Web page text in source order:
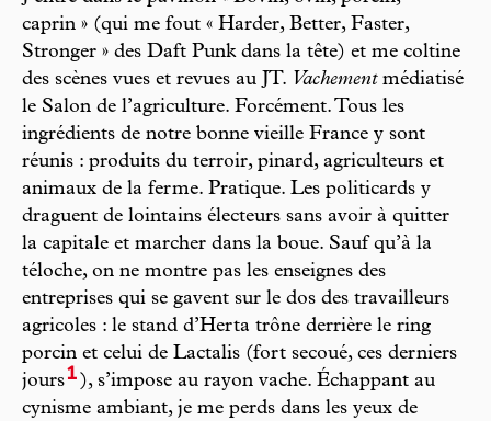
caprin » (qui me fout « Harder, Better, Faster,
Stronger » des Daft Punk dans la tête) et me coltine
des scènes vues et revues au JT. Vachementmédiatisé
le Salon de l’agriculture. Forcément. Tous les
ingrédients de notre bonne vieille France y sont
réunis : produits du terroir, pinard, agriculteurs et
animaux de la ferme. Pratique. Les politicards y
draguent de lointains électeurs sans avoir à quitter
la capitale et marcher dans la boue. Sauf qu’à la
téloche, on ne montre pas les enseignes des
entreprises qui se gavent sur le dos des travailleurs
agricoles : le stand d’Herta trône derrière le ring
porcin et celui de Lactalis (fort secoué, ces derniers
jours1 ), s’impose au rayon vache. Échappant au
cynisme ambiant, je me perds dans les yeux de